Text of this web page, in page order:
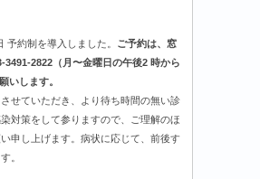
予約制を導入しました。 ご予約は、窓
3491-2822（月〜金曜日の午後2 時から
いします。
せていただき、より待ち時間の無い診
対策をして参りますので、ご理解のほ
申し上げます。病状に応じて、前後す
。